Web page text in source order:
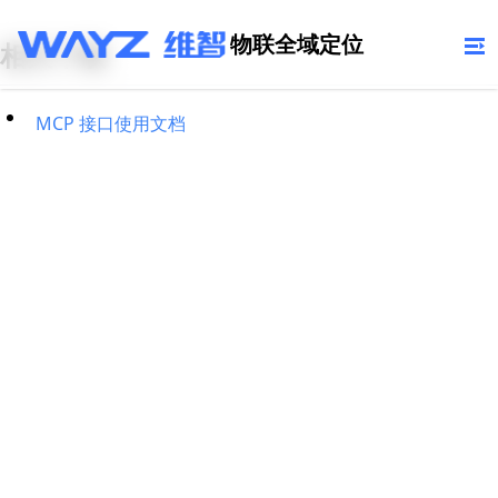
物联全域定位
相关下载
MCP 接口使用文档